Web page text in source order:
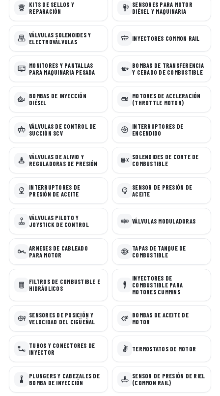
KITS DE SELLOS Y
REPARACIÓN
SENSORES PARA MOTOR
DIÉSEL Y MAQUINARIA
VÁLVULAS SOLENOIDES Y
ELECTROVÁLVULAS
INYECTORES COMMON RAIL
MONITORES Y PANTALLAS
PARA MAQUINARIA PESADA
BOMBAS DE TRANSFERENCIA
Y CEBADO DE COMBUSTIBLE
BOMBAS DE INYECCIÓN
DIÉSEL
MOTORES DE ACELERACIÓN
(THROTTLE MOTOR)
VÁLVULAS DE CONTROL DE
SUCCIÓN SCV
INTERRUPTORES DE
ENCENDIDO
VÁLVULAS DE ALIVIO Y
REGULADORAS DE PRESIÓN
SOLENOIDES DE CORTE DE
COMBUSTIBLE
INTERRUPTORES DE
PRESIÓN DE ACEITE
SENSOR DE PRESIÓN DE
ACEITE
VÁLVULAS PILOTO Y
JOYSTICK DE CONTROL
VÁLVULAS MODULADORAS
ARNESES DE CABLEADO
PARA MOTOR
TAPAS DE TANQUE DE
COMBUSTIBLE
FILTROS DE COMBUSTIBLE E
HIDRÁULICOS
INYECTORES DE
COMBUSTIBLE PARA
MOTORES CUMMINS
SENSORES DE POSICIÓN Y
VELOCIDAD DEL CIGÜEÑAL
BOMBAS DE ACEITE DE
MOTOR
TUBOS Y CONECTORES DE
INYECTOR
TERMOSTATOS DE MOTOR
PLUNGERS Y CABEZALES DE
BOMBA DE INYECCIÓN
SENSOR DE PRESIÓN DE RIEL
(COMMON RAIL)